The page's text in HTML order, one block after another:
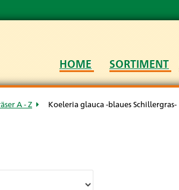
HOME SORTIMENT
A - Z Koeleria glauca -blaues Schillergras-